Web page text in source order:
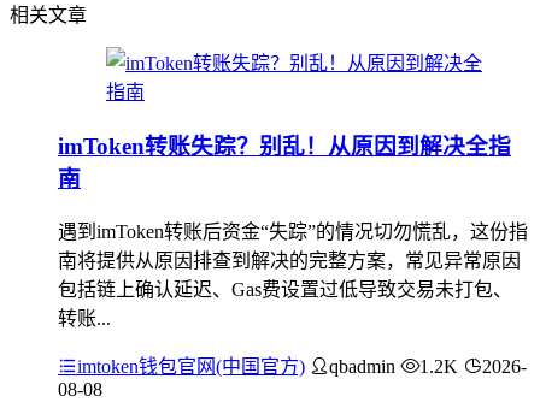
相关文章
imToken转账失踪？别乱！从原因到解决全指
南
遇到imToken转账后资金“失踪”的情况切勿慌乱，这份指
南将提供从原因排查到解决的完整方案，常见异常原因
包括链上确认延迟、Gas费设置过低导致交易未打包、
转账...
imtoken钱包官网(中国官方) qbadmin 1.2K
2026-
08-08